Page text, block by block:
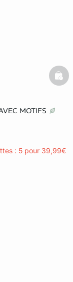
MOTIFS
: 5 pour 39,99€